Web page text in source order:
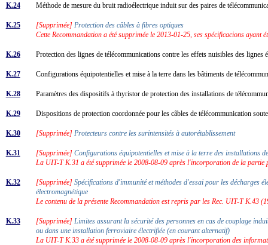
K.24 Méthode de mesure du bruit radioélectrique induit sur des paires de
K.25 [Supprimée] Protection des câbles à fibres optiques
Cette Recommandation a été supprimée le 2013-01-25, ses spécificacions
K.26 Protection des lignes de télécommunications contre les effets nuisibles des
K.27 Configurations équipotentielles et mise à la terre dans les bâtiments de
K.28 Paramètres des dispositifs à thyristor de protection des installations de
K.29 Dispositions de protection coordonnée pour les câbles de télécommunication
K.30 [Supprimée] Protecteurs contre les surintensités à autorétablissement
K.31 [Supprimée] Configurations équipotentielles et mise à la terre des installations
La UIT-T K.31 a été supprimée le 2008-08-09 après l'incorporation de la partie
K.32 [Supprimée] Spécifications d'immunité et méthodes d'essai pour les décharges
électromagnétique
Le contenu de la présente Recommandation est repris par les Rec. UIT-T K.43
K.33 [Supprimée] Limites assurant la sécurité des personnes en cas de couplage
ou dans une installation ferroviaire électrifiée (en courant alternatif)
La UIT-T K.33 a été supprimée le 2008-08-09 après l'incorporation des